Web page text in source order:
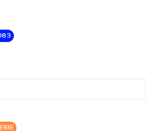
/
de blanchisserie intégrée!